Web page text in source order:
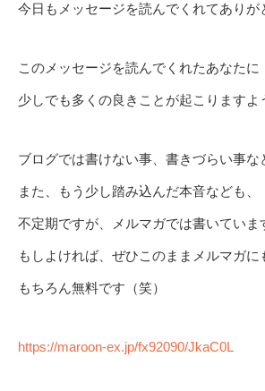
今日もメッセージを読んでくれてありが
このメッセージを読んでくれたあなたに
少しでも多くの良きことが起こりますよ
ブログでは書けない事、書きづらい事な
また、もう少し踏み込んだ本音なども、
不定期ですが、メルマガでは書いていま
もしよければ、ぜひこのままメルマガに
もちろん無料です（笑）
https://maroon-ex.jp/fx92090/JkaC0L